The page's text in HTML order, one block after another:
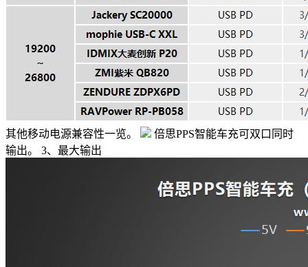
其他移动电源兼容性一览。
倍思PPS智能车充可双口同时
输出。 3、最大输出